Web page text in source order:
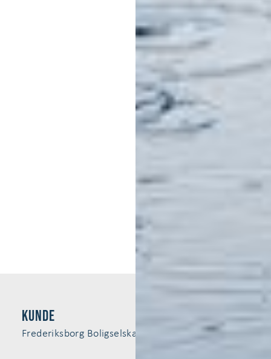
Kunde
Frederiksborg Boligselskab v/KAB